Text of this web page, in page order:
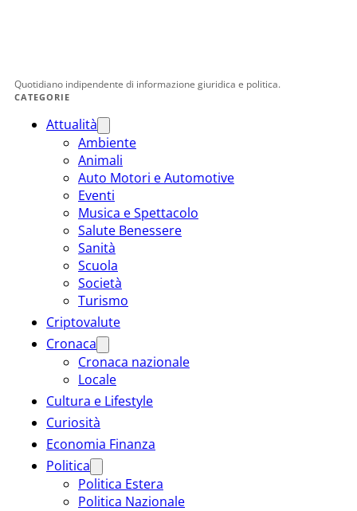
Quotidiano indipendente di informazione giuridica e politica.
CATEGORIE
Attualità
Ambiente
Animali
Auto Motori e Automotive
Eventi
Musica e Spettacolo
Salute Benessere
Sanità
Scuola
Società
Turismo
Criptovalute
Cronaca
Cronaca nazionale
Locale
Cultura e Lifestyle
Curiosità
Economia Finanza
Politica
Politica Estera
Politica Nazionale